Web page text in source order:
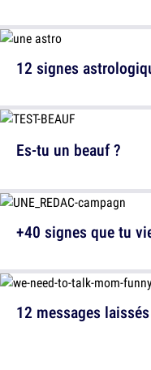
12 signes
12 messages
Es-tu un beauf ?
+40 signes que tu